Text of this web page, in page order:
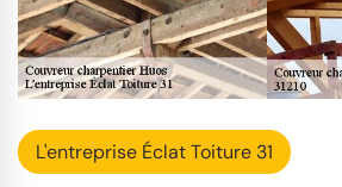
L'entreprise Éclat Toiture 31